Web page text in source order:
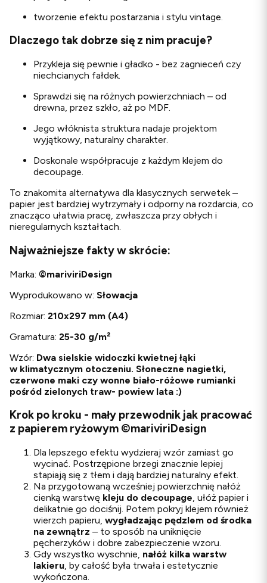
tworzenie efektu postarzania i stylu vintage.
Dlaczego tak dobrze się z nim pracuje?
Przykleja się pewnie i gładko - bez zagnieceń czy
niechcianych fałdek.
Sprawdzi się na różnych powierzchniach – od
drewna, przez szkło, aż po MDF.
Jego włóknista struktura nadaje projektom
wyjątkowy, naturalny charakter.
Doskonale współpracuje z każdym klejem do
decoupage.
To znakomita alternatywa dla klasycznych serwetek –
papier jest bardziej wytrzymały i odporny na rozdarcia, co
znacząco ułatwia pracę, zwłaszcza przy obłych i
nieregularnych kształtach.
Najważniejsze fakty w skrócie:
Marka: ©mariviriDesign
Wyprodukowano w: Słowacja
Rozmiar: 210x297 mm (A4)
Gramatura: 25-30 g/m²
Wzór: Dwa sielskie widoczki kwietnej łąki
w klimatycznym otoczeniu. Słoneczne nagietki,
czerwone maki czy wonne biało-różowe rumianki
pośród zielonych traw- powiew lata :)
Krok po kroku - mały przewodnik jak pracować
z papierem ryżowym ©mariviriDesign
Dla lepszego efektu wydzieraj wzór zamiast go
wycinać. Postrzępione brzegi znacznie lepiej
stapiają się z tłem i dają bardziej naturalny efekt.
Na przygotowaną wcześniej powierzchnię nałóż
cienką warstwę kleju do decoupage, ułóż papier i
delikatnie go dociśnij. Potem pokryj klejem również
wierzch papieru, wygładzając pędzlem od środka
na zewnątrz – to sposób na uniknięcie
pęcherzyków i dobre zabezpieczenie wzoru.
Gdy wszystko wyschnie, nałóż kilka warstw
lakieru, by całość była trwała i estetycznie
wykończona.